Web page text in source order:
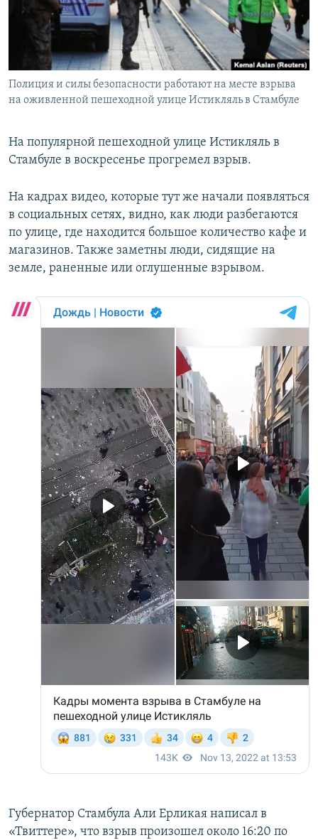
Полиция и силы безопасности работают на месте взрыва
на оживленной пешеходной улице Истикляль в Стамбуле
На популярной пешеходной улице Истикляль в
Стамбуле в воскресенье прогремел взрыв.
На кадрах видео, которые тут же начали появляться
в социальных сетях, видно, как люди разбегаются
по улице, где находится большое количество кафе и
магазинов. Также заметны люди, сидящие на
земле, раненные или оглушенные взрывом.
Губернатор Стамбула Али Ерликая написал в
«Твиттере», что взрыв произошел около 16:20 по